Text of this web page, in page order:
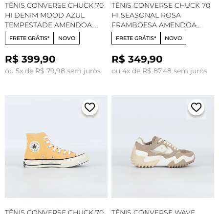
TÊNIS CONVERSE CHUCK 70
HI DENIM MOOD AZUL
TEMPESTADE AMENDOA
CT34070001
FRETE GRÁTIS* NOVO
R$ 399,90
ou 5x de R$ 79,98 sem juros
TÊNIS CONVERSE CHUCK 70
HI SEASONAL ROSA
FRAMBOESA AMENDOA
CT14550041
FRETE GRÁTIS* NOVO
R$ 349,90
ou 4x de R$ 87,48 sem juros